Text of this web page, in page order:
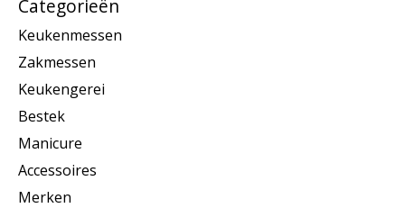
Categorieën
Keukenmessen
Zakmessen
Keukengerei
Bestek
Manicure
Accessoires
Merken